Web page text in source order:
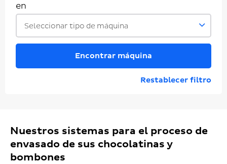
en
Seleccionar tipo de máquina
Encontrar máquina
Restablecer filtro
Nuestros sistemas para el proceso de
envasado de sus chocolatinas y
bombones